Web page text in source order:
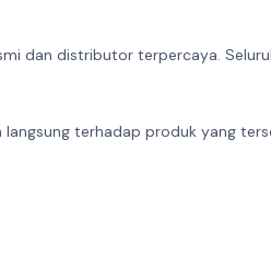
dan distributor terpercaya.
terhadap produk yang